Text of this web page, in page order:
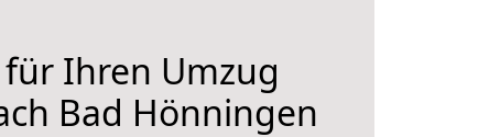
für Ihren Umzug
Bad Hönningen